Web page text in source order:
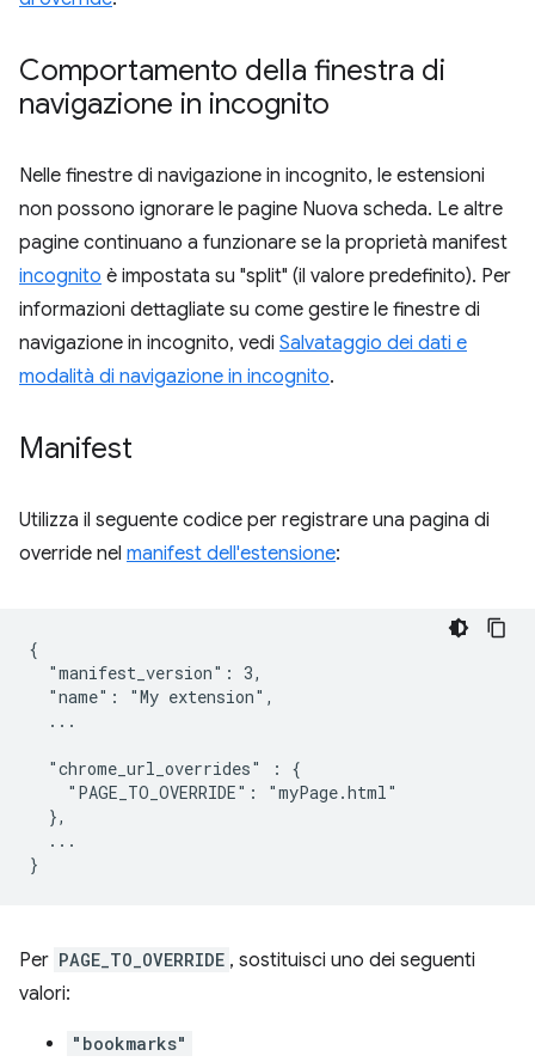
Comportamento della finestra di
navigazione in incognito
Nelle finestre di navigazione in incognito, le estensioni
non possono ignorare le pagine Nuova scheda. Le altre
pagine continuano a funzionare se la proprietà manifest
incognito è impostata su "split" (il valore predefinito). Per
informazioni dettagliate su come gestire le finestre di
navigazione in incognito, vedi Salvataggio dei dati e
modalità di navigazione in incognito.
Manifest
Utilizza il seguente codice per registrare una pagina di
override nel manifest dell'estensione:
{
  "manifest_version": 3,
  "name": "My extension",
  ...
  "chrome_url_overrides" : {
    "PAGE_TO_OVERRIDE": "myPage.html"
  },
  ...
Per PAGE_TO_OVERRIDE , sostituisci uno dei seguenti
valori:
"bookmarks"